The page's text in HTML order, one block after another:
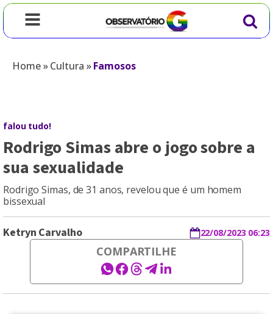
Home»Cultura »Famosos
falou tudo!
Rodrigo Simas abre o jogo sobre a
sua sexualidade
Rodrigo Simas, de 31 anos, revelou que é um homem
bissexual
Ketryn Carvalho 22/08/2023 06:23
COMPARTILHE